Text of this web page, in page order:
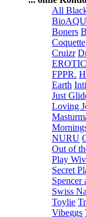
All
Boners
Coquette
Cruizr
FPPR.
Earth
Just
Loving
NURU
Out of
Play
Secret
Spencer
Swiss
Toylie
Vibeggs